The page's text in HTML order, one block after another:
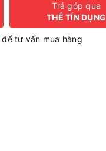
Trả góp qua
THẺ TÍN DỤNG
để tư vấn mua hàng